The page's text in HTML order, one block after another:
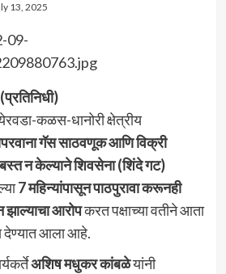
13, 2025
कळस-धानोरी क्षेत्रीय
गॅस साठवणूक आणि विक्री
न केल्याने शिवसेना (शिंदे गट)
7 महिन्यांपासून पाठपुरावा करूनही
झाल्याचा आरोपकरत पक्षाच्या वतीने आता
देण्यात आला आहे.
अशिष मधुकर कांबळेयांनी